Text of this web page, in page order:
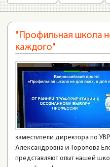
"Профильная школа
каждого"
заместители директора по
Александровна и Торопова
представляют опыт нашей